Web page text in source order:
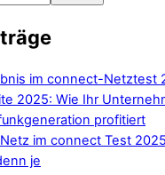
im connect-Netztest
2025: Wie Ihr
profitiert
im connect Test
je